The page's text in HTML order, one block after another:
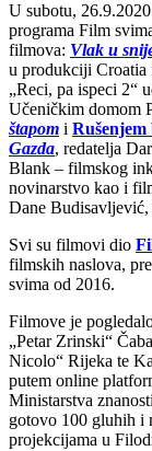
U subotu,
programa Film
filmova: Vlak u
u produkciji Croatia
„Reci, pa ispeci 2“
Učeničkim domom
štapom i Rušenjem
Gazda, redatelja
Blank – filmskog
novinarstvo kao i
Dane
Svi su filmovi dio
filmskih naslova,
svima od 2016.
Filmove je
„Petar Zrinski“
Nicolo“ Rijeka te
putem online
Ministarstva
gotovo 100 gluhih i
projekcijama u